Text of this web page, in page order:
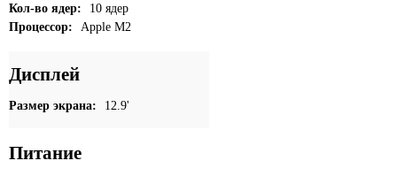
Кол-во ядер:
10 ядер
Процессор:
Apple M2
Дисплей
Размер экрана: 12.9'
Питание